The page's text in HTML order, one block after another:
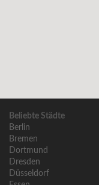
Beliebte Städte
Berlin
Bremen
Dortmund
Dresden
Düsseldorf